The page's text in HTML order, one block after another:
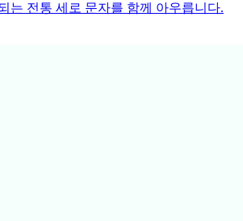
는 전통 세로 문자를 함께 아우릅니다.